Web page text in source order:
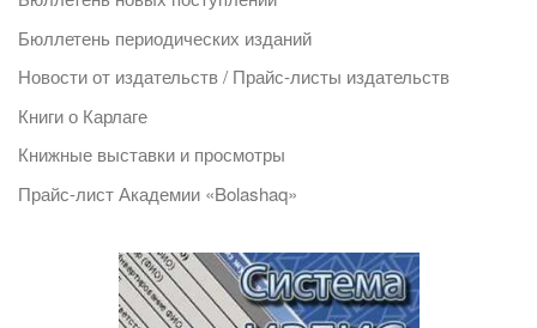
Бюллетень периодических изданий
Новости от издательств / Прайс-листы издательств
Книги о Карлаге
Книжные выставки и просмотры
Прайс-лист Академии «Bolashaq»